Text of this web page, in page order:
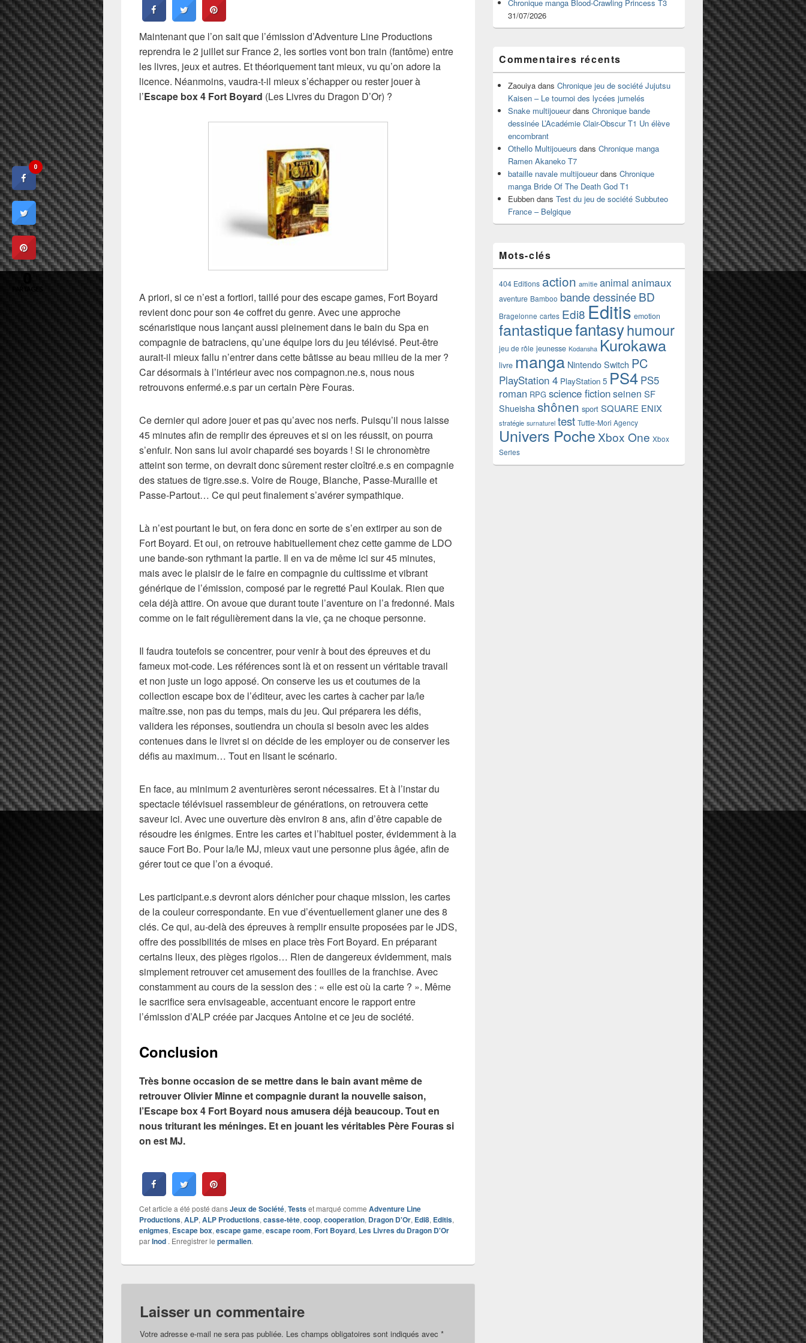
Maintenant que l’on sait que l’émission d’Adventure Line Productions
reprendra le 2 juillet sur France 2, les sorties vont bon train (fantôme) entre
les livres, jeux et autres. Et théoriquement tant mieux, vu qu’on adore la
licence. Néanmoins, vaudra-t-il mieux s’échapper ou rester jouer à
l’Escape box 4 Fort Boyard (Les Livres du Dragon D’Or) ?
A priori, si ce n’est a fortiori, taillé pour des escape games, Fort Boyard
revient donc pour son 4e coffret du genre. Avec une approche
scénaristique nous lançant aussi pleinement dans le bain du Spa en
compagnie de batraciens, qu’une équipe lors du jeu télévisé. Peut-être
aurait-il mieux fallu n’entrer dans cette bâtisse au beau milieu de la mer ?
Car désormais à l’intérieur avec nos compagnon.ne.s, nous nous
retrouvons enfermé.e.s par un certain Père Fouras.
Ce dernier qui adore jouer et pas qu’avec nos nerfs. Puisqu’il nous laisse
45 minutes afin de remplir des épreuves et si on les réussit, on pourra
s’enfuir. Non sans lui avoir chapardé ses boyards ! Si le chronomètre
atteint son terme, on devrait donc sûrement rester cloîtré.e.s en compagnie
des statues de tigre.sse.s. Voire de Rouge, Blanche, Passe-Muraille et
Passe-Partout… Ce qui peut finalement s’avérer sympathique.
Là n’est pourtant le but, on fera donc en sorte de s’en extirper au son de
Fort Boyard. Et oui, on retrouve habituellement chez cette gamme de LDO
une bande-son rythmant la partie. Il en va de même ici sur 45 minutes,
mais avec le plaisir de le faire en compagnie du cultissime et vibrant
générique de l’émission, composé par le regretté Paul Koulak. Rien que
cela déjà attire. On avoue que durant toute l’aventure on l’a fredonné. Mais
comme on le fait régulièrement dans la vie, ça ne choque personne.
Il faudra toutefois se concentrer, pour venir à bout des épreuves et du
fameux mot-code. Les références sont là et on ressent un véritable travail
et non juste un logo apposé. On conserve les us et coutumes de la
collection escape box de l’éditeur, avec les cartes à cacher par la/le
maître.sse, non pas du temps, mais du jeu. Qui préparera les défis,
validera les réponses, soutiendra un chouïa si besoin avec les aides
contenues dans le livret si on décide de les employer ou de conserver les
défis au maximum… Tout en lisant le scénario.
En face, au minimum 2 aventurières seront nécessaires. Et à l’instar du
spectacle télévisuel rassembleur de générations, on retrouvera cette
saveur ici. Avec une ouverture dès environ 8 ans, afin d’être capable de
résoudre les énigmes. Entre les cartes et l’habituel poster, évidemment à la
sauce Fort Bo. Pour la/le MJ, mieux vaut une personne plus âgée, afin de
gérer tout ce que l’on a évoqué.
Les participant.e.s devront alors dénicher pour chaque mission, les cartes
de la couleur correspondante. En vue d’éventuellement glaner une des 8
clés. Ce qui, au-delà des épreuves à remplir ensuite proposées par le JDS,
offre des possibilités de mises en place très Fort Boyard. En préparant
certains lieux, des pièges rigolos… Rien de dangereux évidemment, mais
simplement retrouver cet amusement des fouilles de la franchise. Avec
constamment au cours de la session des : « elle est où la carte ? ». Même
le sacrifice sera envisageable, accentuant encore le rapport entre
l’émission d’ALP créée par Jacques Antoine et ce jeu de société.
Conclusion
Très bonne occasion de se mettre dans le bain avant même de
retrouver Olivier Minne et compagnie durant la nouvelle saison,
l’Escape box 4 Fort Boyard nous amusera déjà beaucoup. Tout en
nous triturant les méninges. Et en jouant les véritables Père Fouras si
on est MJ.
Cet article a été posté dansJeux de Société, Testset marqué comme Adventure Line
Productions, ALP, ALP Productions, casse-tête, coop, cooperation, Dragon D'Or, Edi8, Editis,
enigmes, Escape box, escape game, escape room, Fort Boyard, Les Livres du Dragon D'Or
parInod . Enregistrer le permalien.
Laisser un commentaire
Votre adresse e-mail ne sera pas publiée. Les champs obligatoires sont indiqués avec *
Chronique manga Blood-Crawling Princess T3
31/07/2026
Commentaires récents
Zaouiya dans Chronique jeu de société Jujutsu
Kaisen – Le tournoi des lycées jumelés
Snake multijoueurdans Chronique bande
dessinée L’Académie Clair-Obscur T1 Un élève
encombrant
Othello Multijoueurs dans Chronique manga
Ramen Akaneko T7
bataille navale multijoueurdans Chronique
manga Bride Of The Death God T1
Eubben dans Test du jeu de société Subbuteo
France – Belgique
Mots-clés
404 Editions action amitie animal animaux
aventure Bamboo bande dessinéeBD
Bragelonne cartes Edi8 Editis emotion
fantastiquefantasyhumour
jeu de rôle jeunesse Kodansha Kurokawa
livre manga Nintendo Switch PC
PlayStation 4 PlayStation 5 PS4 PS5
roman RPG science fictionseinen SF
Shueisha shônen sport SQUARE ENIX
stratégie surnaturel test Tuttle-Mori Agency
Univers Poche Xbox One Xbox
Series
0
0